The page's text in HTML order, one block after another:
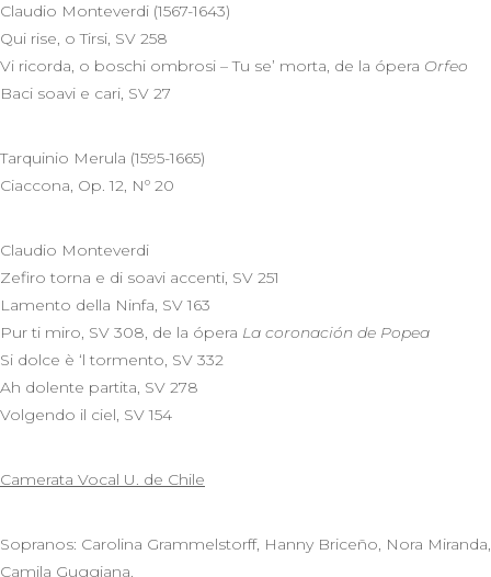
Claudio Monteverdi (1567-1643)
Qui rise, o Tirsi, SV 258
Vi ricorda, o boschi ombrosi – Tu se’ morta, de la ópera Orfeo
Baci soavi e cari, SV 27
Tarquinio Merula (1595-1665)
Ciaccona, Op. 12, Nº 20
Claudio Monteverdi
Zefiro torna e di soavi accenti, SV 251
Lamento della Ninfa, SV 163
Pur ti miro, SV 308, de la ópera La coronación de Popea
Si dolce è ‘l tormento, SV 332
Ah dolente partita, SV 278
Volgendo il ciel, SV 154
Camerata Vocal U. de Chile
Sopranos: Carolina Grammelstorff, Hanny Briceño, Nora Miranda,
Camila Guggiana.